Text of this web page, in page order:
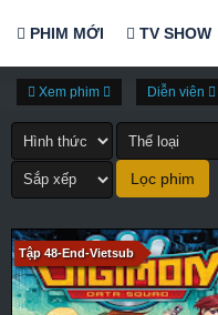
PHIM MỚI TV SHOW
Xem phim Diễn viên
Tập 48-End-Vietsub